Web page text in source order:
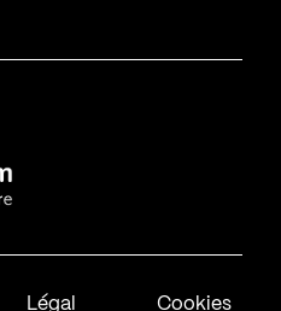
Légal Cookies